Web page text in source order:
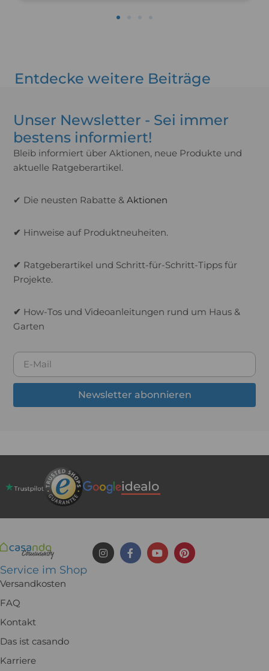
Entdecke weitere Beiträge
Unser Newsletter - Sei immer
bestens informiert!
Bleib informiert über Aktionen, neue Produkte und
aktuelle Ratgeberartikel.
✔ Die neusten Rabatte &Aktionen
✔ Hinweise auf Produktneuheiten.
✔ Ratgeberartikel und Schritt-für-Schritt-Tipps für
Projekte.
✔ How-Tos und Videoanleitungen rund um Haus &
Garten
Newsletter abonnieren
Service im Shop
Versandkosten
FAQ
Kontakt
Das ist casando
Karriere